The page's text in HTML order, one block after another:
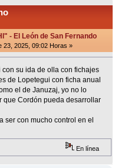
- El León de San Fernando
23, 2025, 09:02 Horas »
su ida de olla con fichajes
de Lopetegui con ficha anual
el de Januzaj, yo no lo
que Cordón pueda desarrollar
ser con mucho control en el
En línea